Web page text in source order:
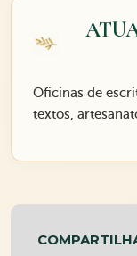
Oficinas de
textos,